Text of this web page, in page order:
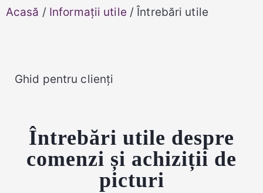
Acasă / Informații utile / Întrebări utile
Ghid pentru clienți
Întrebări utile despre
comenzi și achiziții de
picturi